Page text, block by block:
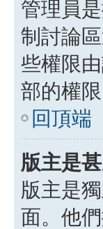
管理員
制討論
些權限
部的權
回頂端
版主是
版主是
面。他